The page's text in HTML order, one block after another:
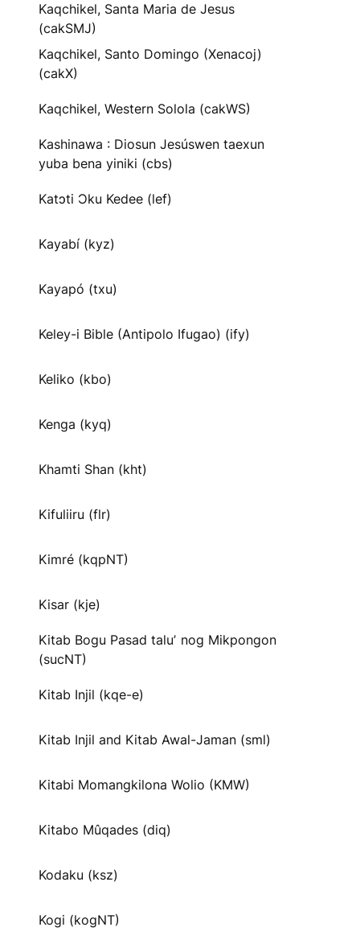
Kaqchikel, Santa Maria de Jesus
(cakSMJ)
Kaqchikel, Santo Domingo (Xenacoj)
(cakX)
Kaqchikel, Western Solola (cakWS)
Kashinawa : Diosun Jesúswen taexun
yuba bena yiniki (cbs)
Katɔti Ɔku Kedee (lef)
Kayabí (kyz)
Kayapó (txu)
Keley-i Bible (Antipolo Ifugao) (ify)
Keliko (kbo)
Kenga (kyq)
Khamti Shan (kht)
Kifuliiru (flr)
Kimré (kqpNT)
Kisar (kje)
Kitab Bogu Pasad taluʼ nog Mikpongon
(sucNT)
Kitab Injil (kqe-e)
Kitab Injil and Kitab Awal-Jaman (sml)
Kitabi Momangkilona Wolio (KMW)
Kitabo Mûqades (diq)
Kodaku (ksz)
Kogi (kogNT)